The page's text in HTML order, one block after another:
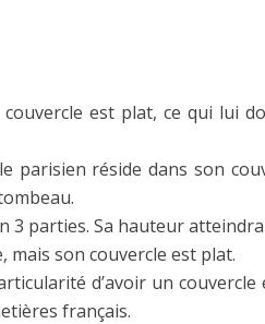
est plat, ce qui lui
parisien réside dans son
3 parties. Sa hauteur atteindra
mais son couvercle est plat.
d’avoir un
français.